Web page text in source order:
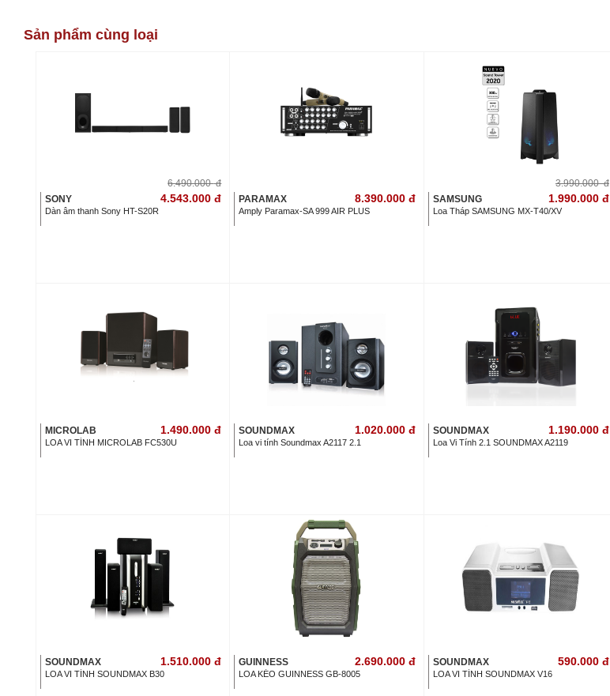
Sản phẩm cùng loại
6.490.000 đ
SONY
4.543.000 đ
Dàn âm thanh Sony HT-S20R
PARAMAX 8.390.000 đ
Amply Paramax-SA 999 AIR PLUS
3.990.000 đ
SAMSUNG
1.990.000 đ
Loa Tháp SAMSUNG MX-T40/XV
MICROLAB 1.490.000 đ
LOA VI TÍNH MICROLAB FC530U
SOUNDMAX 1.020.000 đ
Loa vi tính Soundmax A2117 2.1
SOUNDMAX 1.190.000 đ
Loa Vi Tính 2.1 SOUNDMAX A2119
SOUNDMAX 1.510.000 đ
LOA VI TÍNH SOUNDMAX B30
GUINNESS 2.690.000 đ
LOA KÉO GUINNESS GB-8005
SOUNDMAX 590.000 đ
LOA VI TÍNH SOUNDMAX V16